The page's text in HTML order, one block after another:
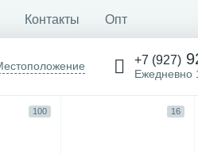
Контакты Опт
+7 (927)
Ежедневно
100 16